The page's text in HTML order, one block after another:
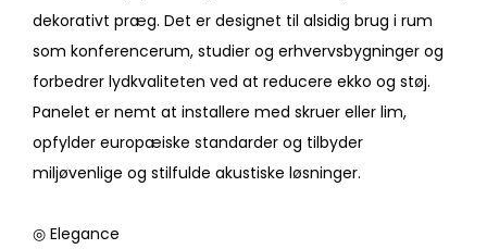
dekorativt præg. Det er designet til alsidig brug i rum
som konferencerum, studier og erhvervsbygninger og
forbedrer lydkvaliteten ved at reducere ekko og støj.
Panelet er nemt at installere med skruer eller lim,
opfylder europæiske standarder og tilbyder
miljøvenlige og stilfulde akustiske løsninger.
◎ Elegance